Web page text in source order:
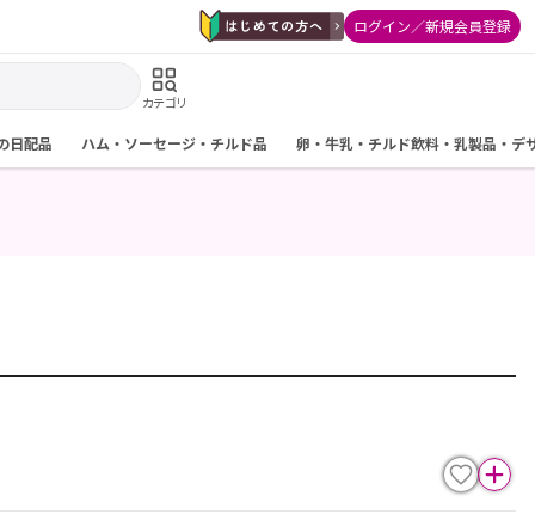
ログイン／新規会員登録
カテゴリ
日配品 ハム・ソーセージ・チルド品 卵・牛乳・チルド飲料・乳製品・デ